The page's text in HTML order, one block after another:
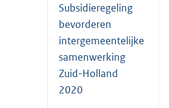
Subsidieregeling
bevorderen
intergemeentelijke
samenwerking
Zuid-Holland
2020